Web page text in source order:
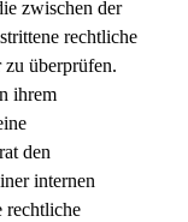
zwischen der
rechtliche
zu überprüfen.
ihrem
den
internen
rechtliche